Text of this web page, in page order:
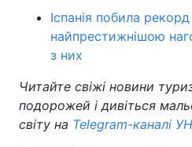
Іспанія побила
найпрестижнішою
з них
Читайте свіжі новини
подорожей і дивіться
світу на Telegram-каналі